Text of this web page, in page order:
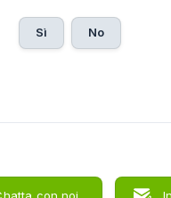
Sì No
con noi